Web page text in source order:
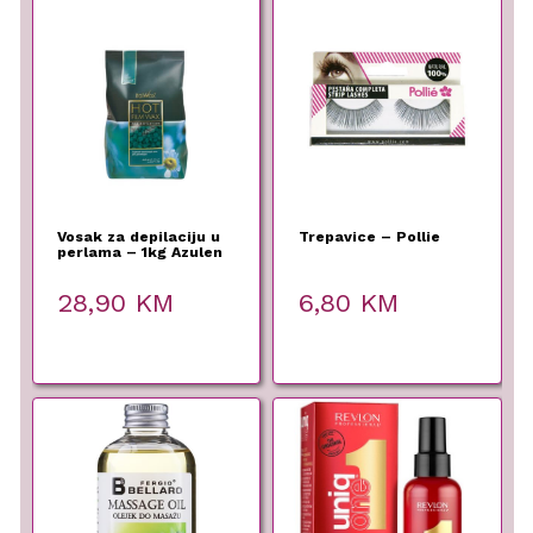
Vosak za depilaciju u
perlama – 1kg Azulen
28,90 KM
Trepavice – Pollie
6,80 KM